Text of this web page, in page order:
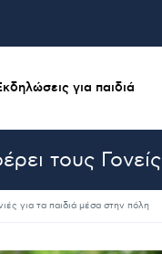
για παιδιά
τους Γονείς
για τα παιδιά μέσα στην πόλη